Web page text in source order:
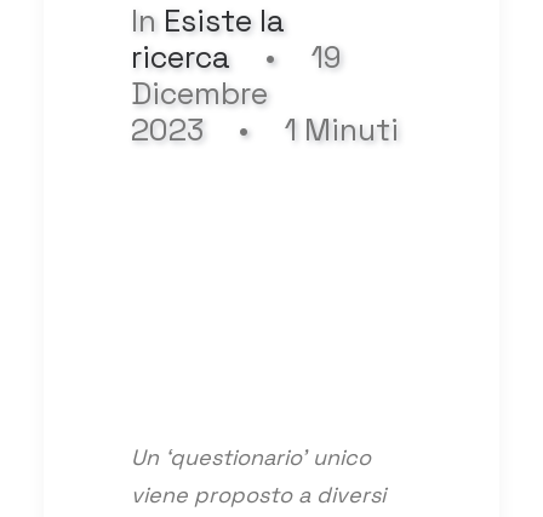
In Esiste la
ricerca
•
19
Dicembre
2023
• 1 Minuti
Un ‘questionario’ unico
viene proposto a diversi